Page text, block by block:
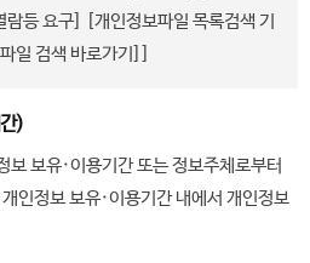
등 요구] [개인정보파일 목록검색 기
일 검색 바로가기
)
보 보유·이용기간 또는 정보주체로부터
인정보 보유·이용기간 내에서 개인정보